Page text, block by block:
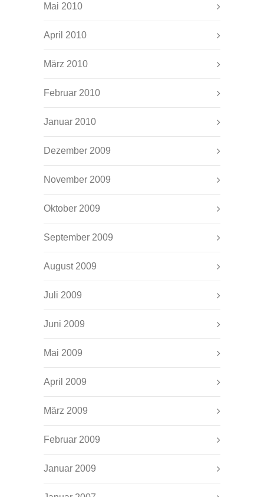
Mai 2010
April 2010
März 2010
Februar 2010
Januar 2010
Dezember 2009
November 2009
Oktober 2009
September 2009
August 2009
Juli 2009
Juni 2009
Mai 2009
April 2009
März 2009
Februar 2009
Januar 2009